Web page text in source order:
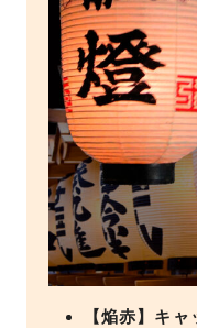
【焔赤】キャ